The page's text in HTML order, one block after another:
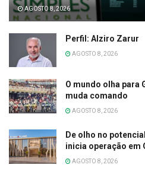
AGOSTO 8, 2026
Perfil: Alziro Zarur
AGOSTO 8, 2026
O mundo olha para
muda comando
AGOSTO 8, 2026
De olho no
inicia operação em
AGOSTO 8, 2026